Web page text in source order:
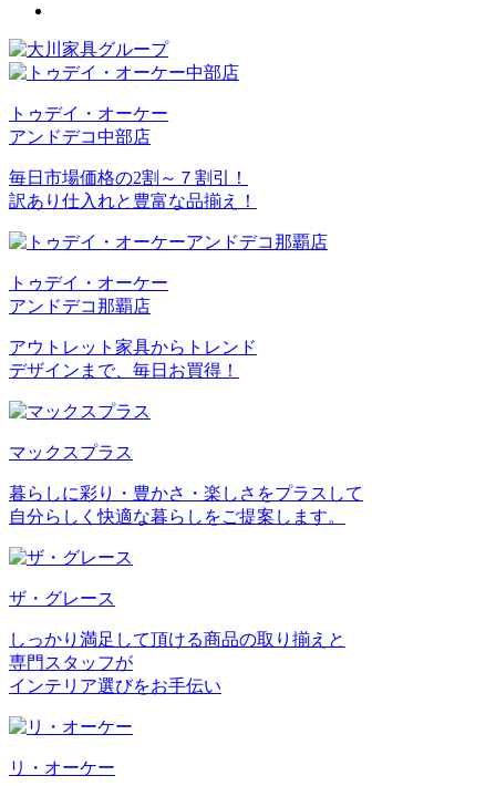
トゥデイ・オーケー
アンドデコ中部店
毎日市場価格の2割～７割引！
訳あり仕入れと豊富な品揃え！
トゥデイ・オーケー
アンドデコ那覇店
アウトレット家具からトレンド
デザインまで、毎日お買得！
マックスプラス
暮らしに彩り・豊かさ・楽しさをプラスして
自分らしく快適な暮らしをご提案します。
ザ・グレース
しっかり満足して頂ける商品の取り揃えと
専門スタッフが
インテリア選びをお手伝い
リ・オーケー